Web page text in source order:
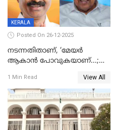
KERALA
Posted On 26-12-2025
നടന്നതിതാണ്, ‘മേയർ
ആകാൻ പോവുകയാണ്...;
മുഖ്യമന്ത്രിയുടെ ഓഫീസ്
തന്നെ വിശദീകരിയ്ക്കുന്നു;
സത്യമിതാണ്
1 Min Read View All